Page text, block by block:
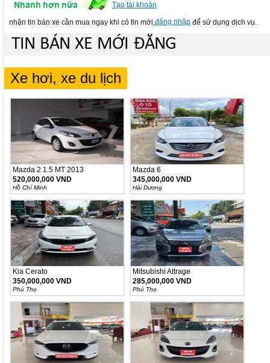
Tạo tài khoản
nhận tin bán xe cần mua ngay khi có tin mới,đăng nhập để sử dụng dịch vụ.
TIN BÁN XE MỚI ĐĂNG
Xe hơi, xe du lịch
Mazda 2 1.5 MT 2013
520,000,000 VND
Hồ Chí Minh
Mazda 6
345,000,000 VND
Hải Dương
Kia Cerato
350,000,000 VND
Phú Thọ
Mitsubishi Attrage
285,000,000 VND
Phú Thọ